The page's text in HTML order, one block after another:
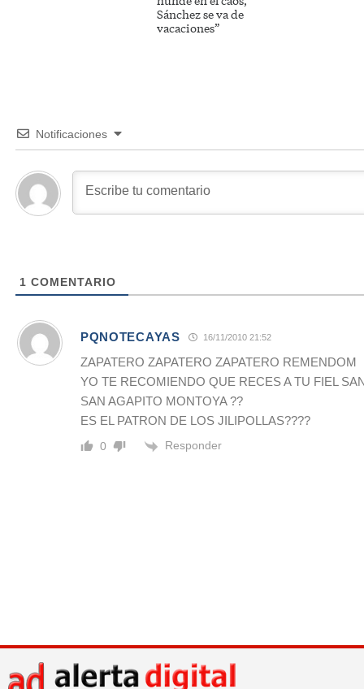
Sánchez se va de
vacaciones”
Notificaciones
1 COMENTARIO
PQNOTECAYAS 16/11/2010 21:52
ZAPATERO ZAPATERO ZAPATERO REMENDOM
YO TE RECOMIENDO QUE RECES A TU FIEL
SAN AGAPITO MONTOYA ??
ES EL PATRON DE LOS JILIPOLLAS????
0 Responder